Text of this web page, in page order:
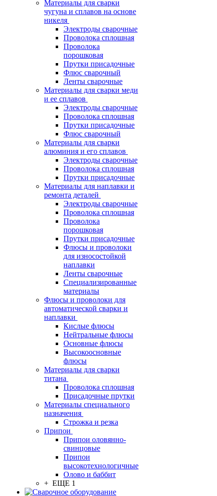
Материалы для сварки
чугуна и сплавов на основе
никеля
Электроды сварочные
Проволока сплошная
Проволока
порошковая
Прутки присадочные
Флюс сварочный
Ленты сварочные
Материалы для сварки меди
и ее сплавов
Электроды сварочные
Проволока сплошная
Прутки присадочные
Флюс сварочный
Материалы для сварки
алюминия и его сплавов
Электроды сварочные
Проволока сплошная
Прутки присадочные
Материалы для наплавки и
ремонта деталей
Электроды сварочные
Проволока сплошная
Проволока
порошковая
Прутки присадочные
Флюсы и проволоки
для износостойкой
наплавки
Ленты сварочные
Специализированные
материалы
Флюсы и проволоки для
автоматической сварки и
наплавки
Кислые флюсы
Нейтральные флюсы
Основные флюсы
Высокоосновные
флюсы
Материалы для сварки
титана
Проволока сплошная
Присадочные прутки
Материалы специального
назначения
Строжка и резка
Припои
Припои оловянно-
свинцовые
Припои
высокотехнологичные
Олово и баббит
+ ЕЩЕ 1